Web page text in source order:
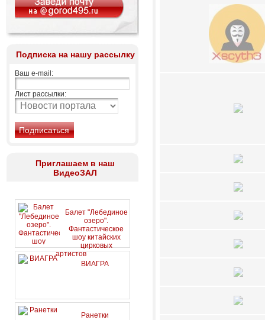
Подписка на нашу рассылку
Ваш e-mail:
Лист рассылки:
Приглашаем в наш
ВидеоЗАЛ
Балет "Лебединое
озеро".
Фантастическое
шоу китайских
цирковых
артистов
ВИАГРА
Ранетки